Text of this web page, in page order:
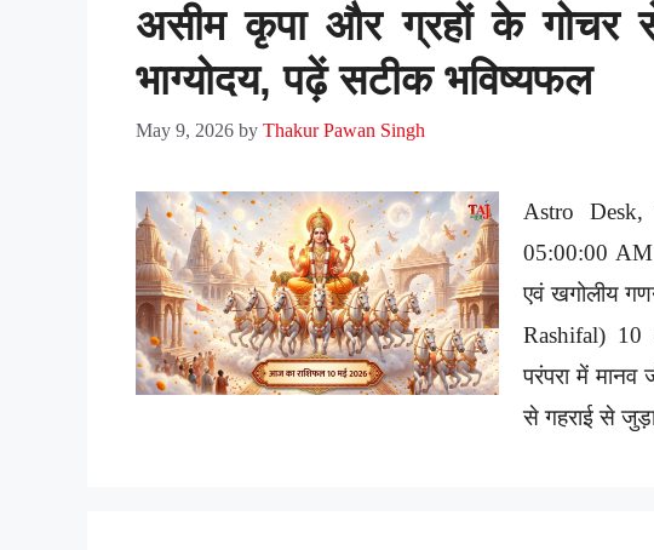
असीम कृपा और ग्रहों के गोचर से
भाग्योदय, पढ़ें सटीक भविष्यफल
May 9, 2026 by Thakur Pawan Singh
Astro
05:00:00
एवं खगोलीय
Rashifal) 10
परंपरा में मानव
से गहराई से